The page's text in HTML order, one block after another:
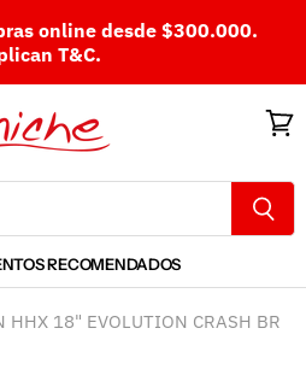
online desde $300.000.
T&C.
RECOMENDADOS
HHX 18" EVOLUTION CRASH BR